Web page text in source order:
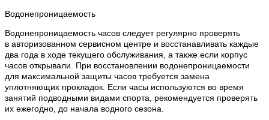
Водонепроницаемость
Водонепроницаемость часов следует регулярно проверять
в авторизованном сервисном центре и восстанавливать каждые
два года в ходе текущего обслуживания, а также если корпус
часов открывали. При восстановлении водонепроницаемости
для максимальной защиты часов требуется замена
уплотняющих прокладок. Если часы используются во время
занятий подводными видами спорта, рекомендуется проверять
их ежегодно, до начала водного сезона.